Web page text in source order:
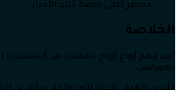
مخاطر أعلى، خاصة أثناء الأخبار.
الخلاصة
يُعد فهم أنواع أزواج العملات من أساسيات
الفوركس.